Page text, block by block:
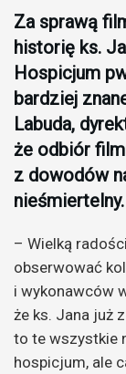
Za sprawą
historię ks.
Hospicjum
bardziej
Labuda,
że odbiór
z dowodów
nieśmiertelny.
– Wielką
obserwować
i wykonawców
że ks. Jana już
to te wszystkie
hospicjum, ale